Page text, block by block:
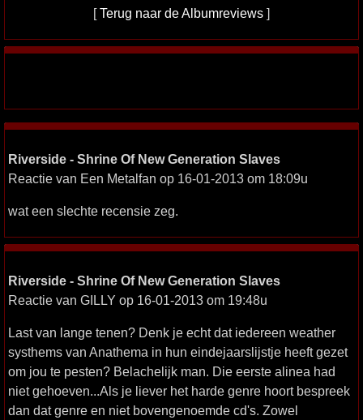
[Terug naar de Albumreviews ]
Riverside - Shrine Of New Generation Slaves
Reactie van Een Metalfan op 16-01-2013 om 18:09u
wat een slechte recensie zeg.
Riverside - Shrine Of New Generation Slaves
Reactie van GILLY op 16-01-2013 om 19:48u
Last van lange tenen? Denk je echt dat iedereen weather
systhems van Anathema in hun eindejaarslijstje heeft gezet
om jou te pesten? Belachelijk man. Die eerste alinea had
niet gehoeven...Als je liever het harde genre hoort bespreek
dan dat genre en niet bovengenoemde cd's. Zowel